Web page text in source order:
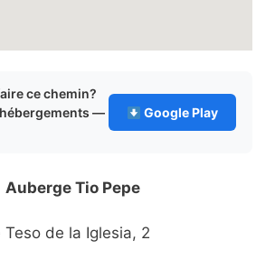
ce chemin?
hébergements —
Google Play
Auberge Tio Pepe
Teso de la Iglesia, 2